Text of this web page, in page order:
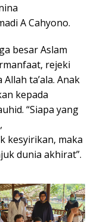
A Cahyono.
besar Aslam
rejeki
ta’ala. Anak
kepada
“Siapa yang
kesyirikan, maka
dunia akhirat”.